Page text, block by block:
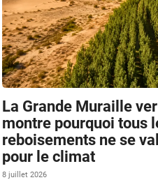
La Grande Muraille
montre pourquoi tous
reboisements ne se
pour le climat
8 juillet 2026